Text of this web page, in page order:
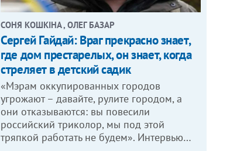
СОНЯ КОШКІНА , ОЛЕГ БАЗАР
Сергей Гайдай: Враг прекрасно знает,
где дом престарелых, он знает, когда
стреляет в детский садик
«Мэрам оккупированных городов
угрожают – давайте, рулите городом, а
они отказываются: вы повесили
российский триколор, мы под этой
тряпкой работать не будем». Интервью…